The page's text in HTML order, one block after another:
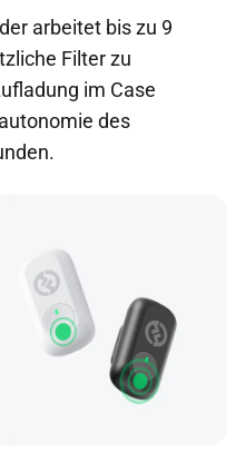
arbeitet bis zu 9
Filter zu
im Case
des